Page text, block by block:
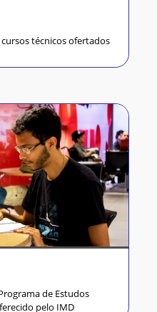
técnicos ofertados
de Estudos
pelo IMD